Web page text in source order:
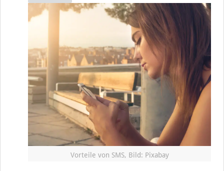
Vorteile von SMS, Bild: Pixabay